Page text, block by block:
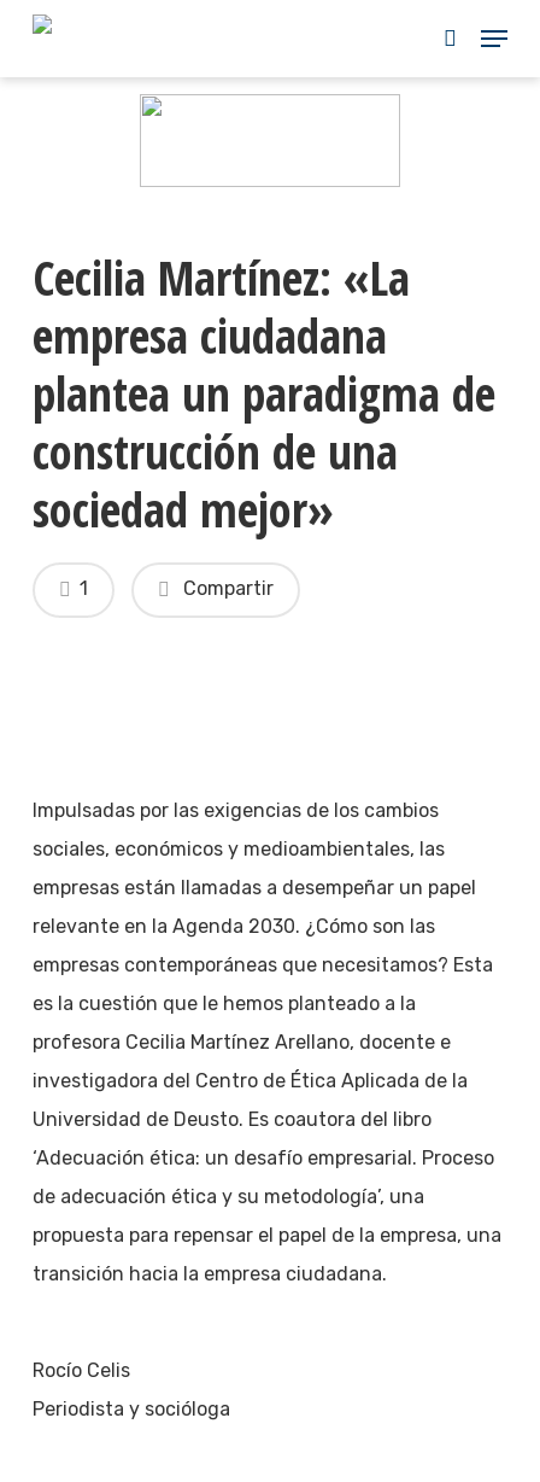
Skip
Cecilia Martínez: «La
empresa ciudadana
plantea un paradigma de
construcción de una
sociedad mejor»
Compartir
1
Impulsadas por las exigencias de los cambios
sociales, económicos y medioambientales, las
empresas están llamadas a desempeñar un papel
relevante en la Agenda 2030. ¿Cómo son las
empresas contemporáneas que necesitamos? Esta
es la cuestión que le hemos planteado a la
profesora Cecilia Martínez Arellano, docente e
investigadora del Centro de Ética Aplicada de la
Universidad de Deusto. Es coautora del libro
‘Adecuación ética: un desafío empresarial. Proceso
de adecuación ética y su metodología’, una
propuesta para repensar el papel de la empresa, una
transición hacia la empresa ciudadana.
Rocío Celis
Periodista y socióloga